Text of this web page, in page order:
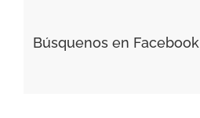
Búsquenos en Facebook